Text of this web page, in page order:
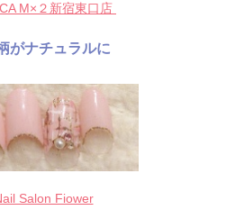
M×２新宿東口店
がナチュラルに
Salon Fiower